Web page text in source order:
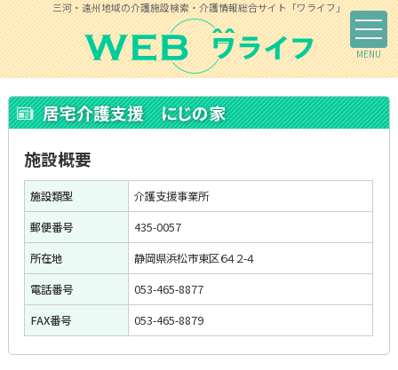
三河・遠州地域の介護施設検索・介護情報総合サイト「ワライフ」
居宅介護支援 にじの家
施設概要
施設類型
介護支援事業所
郵便番号
435-0057
所在地
静岡県浜松市東区６４２-４
電話番号
053-465-8877
FAX番号
053-465-8879